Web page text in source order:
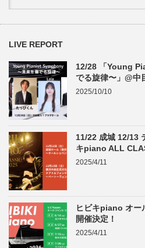
LIVE REPORT
12/28 「Young
でる旋律〜」@中
2025/10/10
11/22 成城 12/13
キpiano ALL
2025/4/11
ヒビキpiano オー
開催決定！
2025/4/11